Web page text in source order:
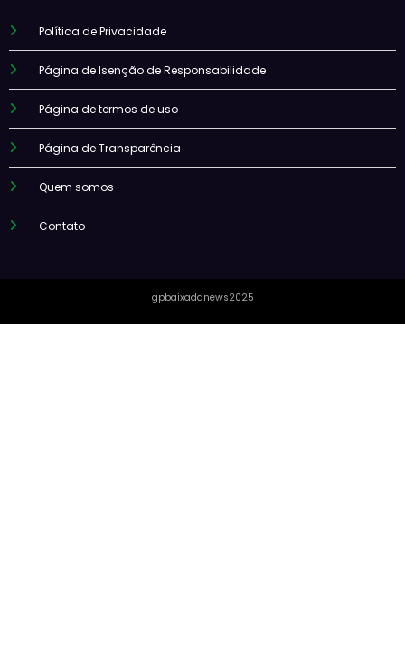
Política de Privacidade
Página de Isenção de Responsabilidade
Página de termos de uso
Página de Transparência
Quem somos
Contato
gpbaixadanews2025